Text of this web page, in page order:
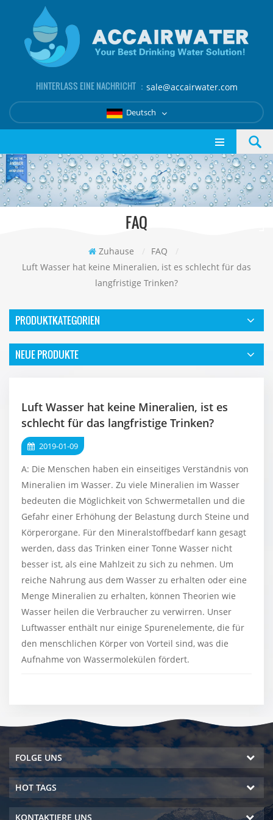
HINTERLASS EINE NACHRICHT ： sale@accairwater.com
Deutsch
FAQ
Zuhause / FAQ
/
Luft Wasser hat keine Mineralien, ist es schlecht für das
langfristige Trinken?
PRODUKTKATEGORIEN
NEUE PRODUKTE
Luft Wasser hat keine Mineralien, ist es
schlecht für das langfristige Trinken?
2019-01-09
A: Die Menschen haben ein einseitiges Verständnis von
Mineralien im Wasser. Zu viele Mineralien im Wasser
bedeuten die Möglichkeit von Schwermetallen und die
Gefahr einer Erhöhung der Belastung durch Steine ​​und
Körperorgane. Für den Mineralstoffbedarf kann gesagt
werden, dass das Trinken einer Tonne Wasser nicht
besser ist, als eine Mahlzeit zu sich zu nehmen. Um
reiche Nahrung aus dem Wasser zu erhalten oder eine
Menge Mineralien zu erhalten, können Theorien wie
Wasser heilen die Verbraucher zu verwirren. Unser
Luftwasser enthält nur einige Spurenelemente, die für
den menschlichen Körper von Vorteil sind, was die
Aufnahme von Wassermolekülen fördert.
FOLGE UNS
HOT TAGS
KONTAKTIERE UNS